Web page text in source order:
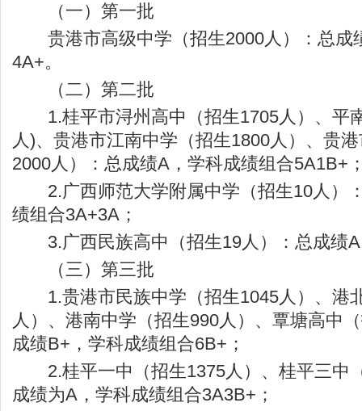
（一）第一批
贵港市高级中学（招生2000人）：总成
4A+。
（二）第二批
1.桂平市浔州高中（招生1705人）、平
人)、贵港市江南中学（招生1800人）、贵
2000人）：总成绩A，学科成绩组合5A1B+
2.广西师范大学附属中学（招生10人）
绩组合3A+3A；
3.广西民族高中（招生19人）：总成绩
（三）第三批
1.贵港市民族中学（招生1045人）、港
人）、港南中学（招生990人）、覃塘高中
成绩B+，学科成绩组合6B+；
2.桂平一中（招生1375人）、桂平三中
成绩为A，学科成绩组合3A3B+；